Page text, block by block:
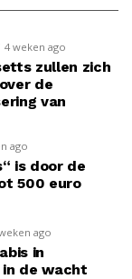
4 weken ago
zullen zich
de
van
ago
is door de
500 euro
ago
in
in de wacht